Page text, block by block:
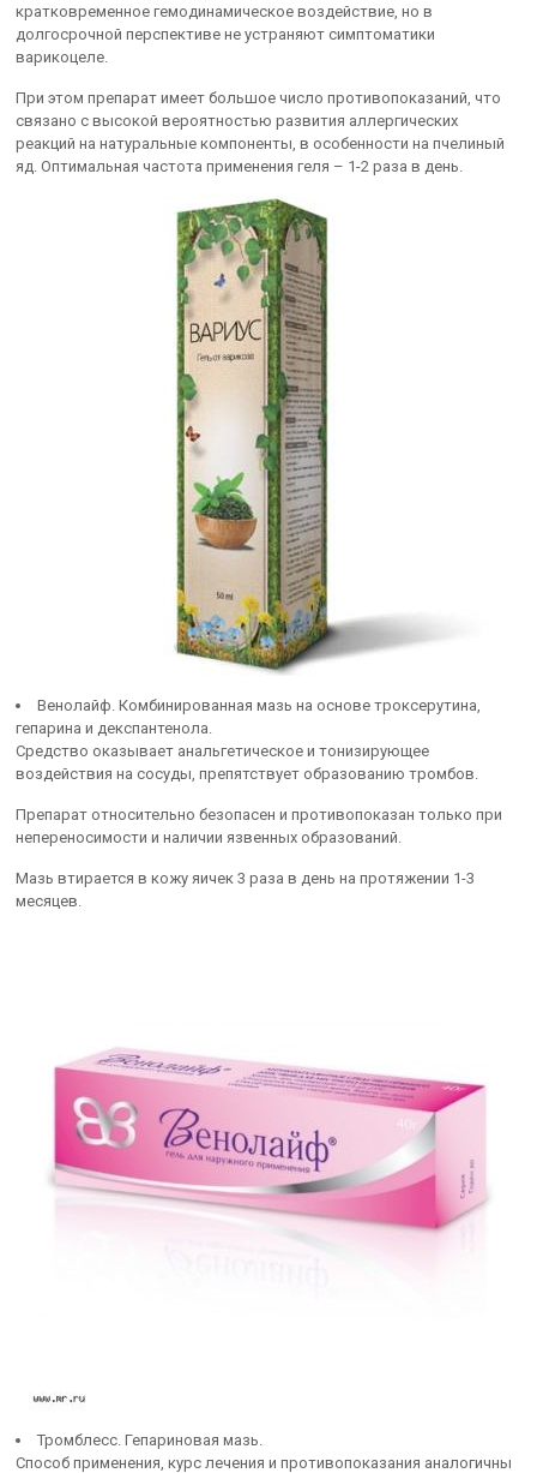
кратковременное гемодинамическое воздействие, но в
долгосрочной перспективе не устраняют симптоматики
варикоцеле.
При этом препарат имеет большое число противопоказаний, что
связано с высокой вероятностью развития аллергических
реакций на натуральные компоненты, в особенности на пчелиный
яд. Оптимальная частота применения геля – 1-2 раза в день.
Венолайф. Комбинированная мазь на основе троксерутина,
гепарина и декспантенола.
Средство оказывает анальгетическое и тонизирующее
воздействия на сосуды, препятствует образованию тромбов.
Препарат относительно безопасен и противопоказан только при
непереносимости и наличии язвенных образований.
Мазь втирается в кожу яичек 3 раза в день на протяжении 1-3
месяцев.
Тромблесс. Гепариновая мазь.
Способ применения, курс лечения и противопоказания аналогичны